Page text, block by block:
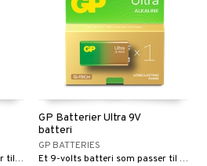
Et spesielt batteri som passer til mange elektroniske enheter.
GP Batterier Ultra 9V
batteri
GP BATTERIES
Et 9-volts batteri som passer til mange enheter i hjemmet.